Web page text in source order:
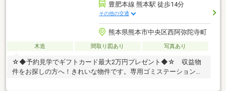
豊肥本線 熊本駅 徒歩14分
その他の交通
熊本県熊本市中央区西阿弥陀寺町
木造 間取り図あり 写真あり
☆◆予約見学でギフトカード最大2万円プレゼント◆☆ 収益物
件をお探しの方へ！きれいな物件です。専用ゴミステーションが